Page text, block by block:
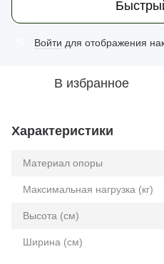
Войти для отображения
В избранное
Характеристики
Материал опоры
Максимальная нагрузка (кг)
Высота (см)
Ширина (см)